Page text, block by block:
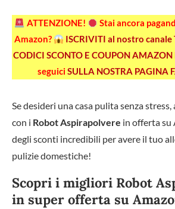
ATTENZIONE!
Stai ancora
Amazon?
ISCRIVITI al nostro canale
CODICI SCONTO E COUPON AMAZON
seguiciSULLA NOSTRA PAGINA
Se desideri una casa pulita senza
con i Robot Aspirapolvere in offerta su
degli sconti incredibili per avere il tuo
pulizie domestiche!
Scopri i migliori Robot
in super offerta su